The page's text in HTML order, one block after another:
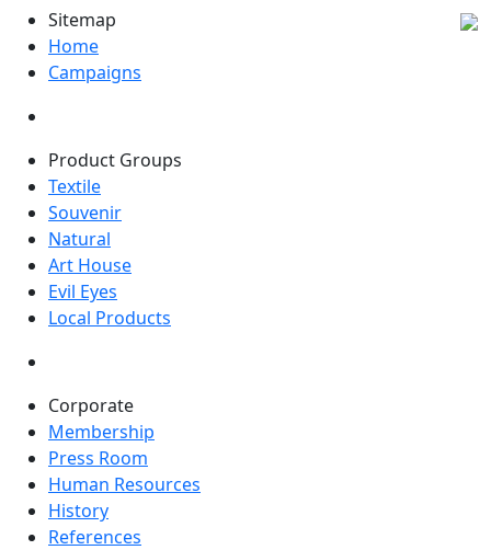
Sitemap
Home
Campaigns
Product Groups
Textile
Souvenir
Natural
Art House
Evil Eyes
Local Products
Corporate
Membership
Press Room
Human Resources
History
References